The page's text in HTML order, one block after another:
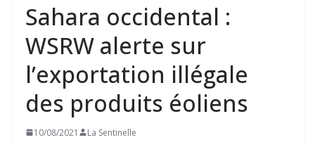
Sahara occidental :
WSRW alerte sur
l’exportation illégale
des produits éoliens
10/08/2021 La Sentinelle